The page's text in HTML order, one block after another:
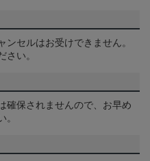
セルはお受けできません。
さい。
確保されませんので、お早め